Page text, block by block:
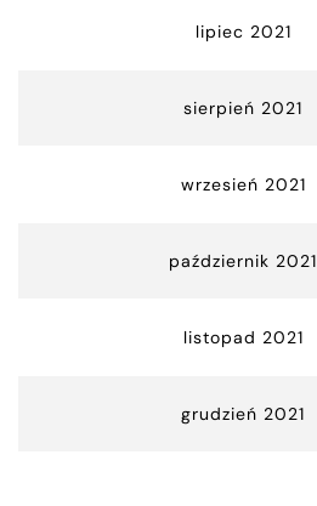
lipiec 2021
sierpień 2021
wrzesień 2021
październik 2021
listopad 2021
grudzień 2021